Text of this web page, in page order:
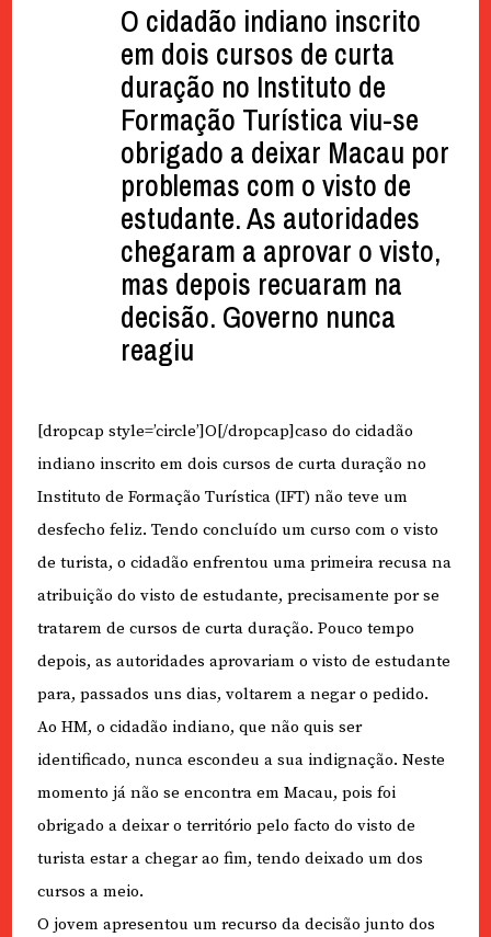
O cidadão indiano inscrito
em dois cursos de curta
duração no Instituto de
Formação Turística viu-se
obrigado a deixar Macau por
problemas com o visto de
estudante. As autoridades
chegaram a aprovar o visto,
mas depois recuaram na
decisão. Governo nunca
reagiu
[dropcap style=’circle’]O[/dropcap]caso do cidadão
indiano inscrito em dois cursos de curta duração no
Instituto de Formação Turística (IFT) não teve um
desfecho feliz. Tendo concluído um curso com o visto
de turista, o cidadão enfrentou uma primeira recusa na
atribuição do visto de estudante, precisamente por se
tratarem de cursos de curta duração. Pouco tempo
depois, as autoridades aprovariam o visto de estudante
para, passados uns dias, voltarem a negar o pedido.
Ao HM, o cidadão indiano, que não quis ser
identificado, nunca escondeu a sua indignação. Neste
momento já não se encontra em Macau, pois foi
obrigado a deixar o território pelo facto do visto de
turista estar a chegar ao fim, tendo deixado um dos
cursos a meio.
O jovem apresentou um recurso da decisão junto dos